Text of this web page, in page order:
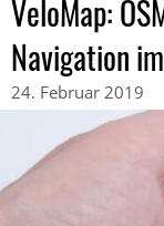
VeloMap:
Navigation
24. Februar 2019